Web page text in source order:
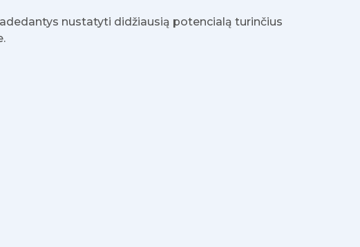
nustatyti didžiausią potencialą turinčius